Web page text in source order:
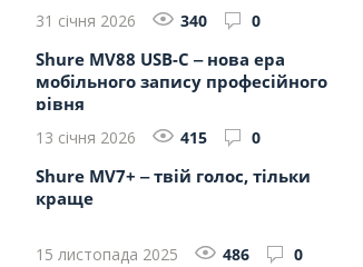
31 січня 2026 340 0
Shure MV88 USB-C ‒ нова ера
мобільного запису професійного
рівня
13 січня 2026 415 0
Shure MV7+ ‒ твій голос, тільки
краще
15 листопада 2025 486 0